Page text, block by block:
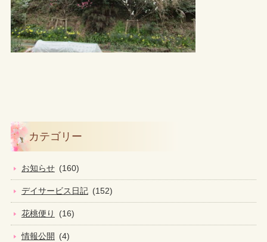
カテゴリー
お知らせ (160)
デイサービス日記 (152)
花桃便り (16)
情報公開 (4)